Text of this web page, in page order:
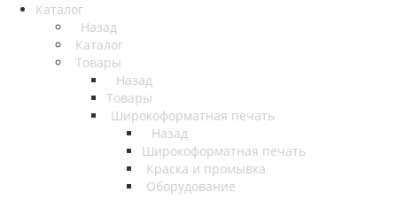
Каталог
Назад
Каталог
Товары
Назад
Товары
Широкоформатная печать
Назад
Широкоформатная печать
Краска и промывка
Оборудование